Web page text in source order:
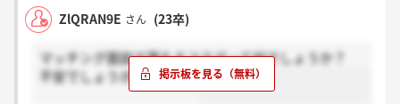
ZlQRAN9E さん (23卒)
マッチング面談で落ちるフラグって何でしょうか？
不安でしょうがないです。